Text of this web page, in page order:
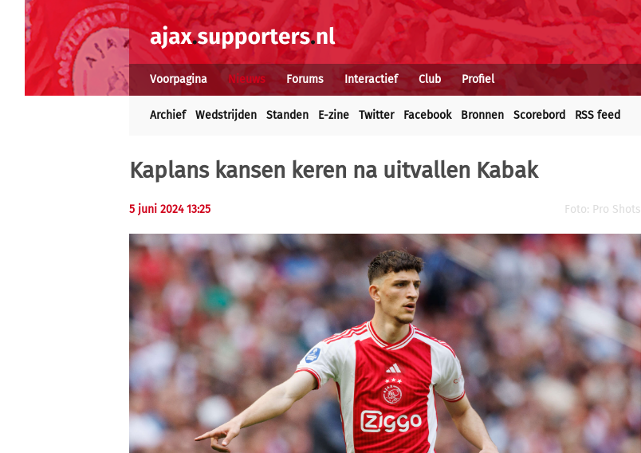
Voorpagina Nieuws Forums Interactief Club Profiel
Archief Wedstrijden Standen E-zine Twitter Facebook Bronnen Scorebord RSS feed
Kaplans kansen keren na uitvallen Kabak
5 juni 2024 13:25 Foto: Pro Shots